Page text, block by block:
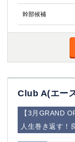
幹部候補
Club A(エー
【3月GRAND
人生巻き返す！